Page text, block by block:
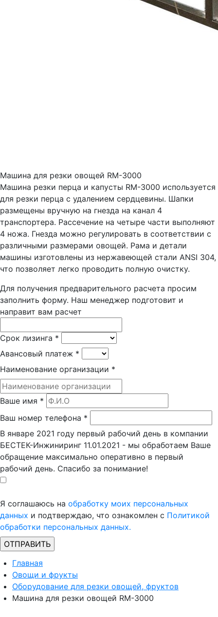
Машина для резки овощей RM-3000
Машина резки перца и капусты RM-3000 используется
для резки перца с удалением сердцевины. Шапки
размещены вручную на гнезда на канал 4
транспортера. Рассечение на четыре части выполняют
4 ножа. Гнезда можно регулировать в соответствии с
различными размерами овощей. Рама и детали
машины изготовлены из нержавеющей стали ANSI 304,
что позволяет легко проводить полную очистку.
Для получения предварительного расчета просим
заполнить форму. Наш менеджер подготовит и
направит вам расчет
Срок лизинга *
Авансовый платеж *
Наименование организации *
Ваше имя *
Ваш номер телефона *
В январе 2021 году первый рабочий день в компании
БЕСТЕК-Инжиниринг 11.01.2021 - мы обработаем Ваше
обращение максимально оперативно в первый
рабочий день. Спасибо за понимание!
Я соглашаюсь на обработку моих персональных
данных и подтверждаю, что ознакомлен с Политикой
обработки персональных данных.
Главная
Овощи и фрукты
Оборудование для резки овощей, фруктов
Машина для резки овощей RM-3000